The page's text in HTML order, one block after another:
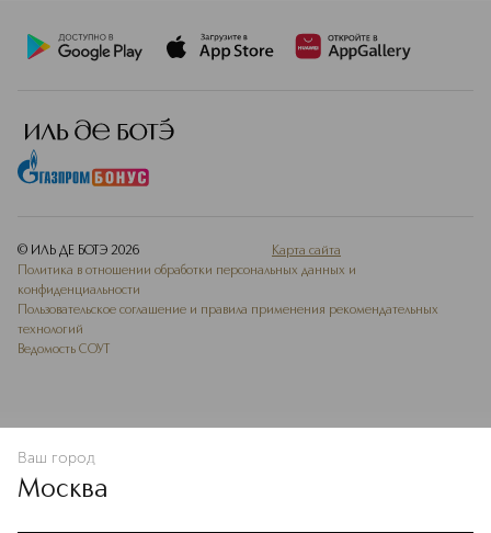
В КОРЗИНУ
© ИЛЬ ДЕ БОТЭ 2026
Карта сайта
Политика в отношении обработки персональных данных и
конфиденциальности
Пользовательское соглашение и правила применения рекомендательных
технологий
Ведомость СОУТ
Ваш город
Москва